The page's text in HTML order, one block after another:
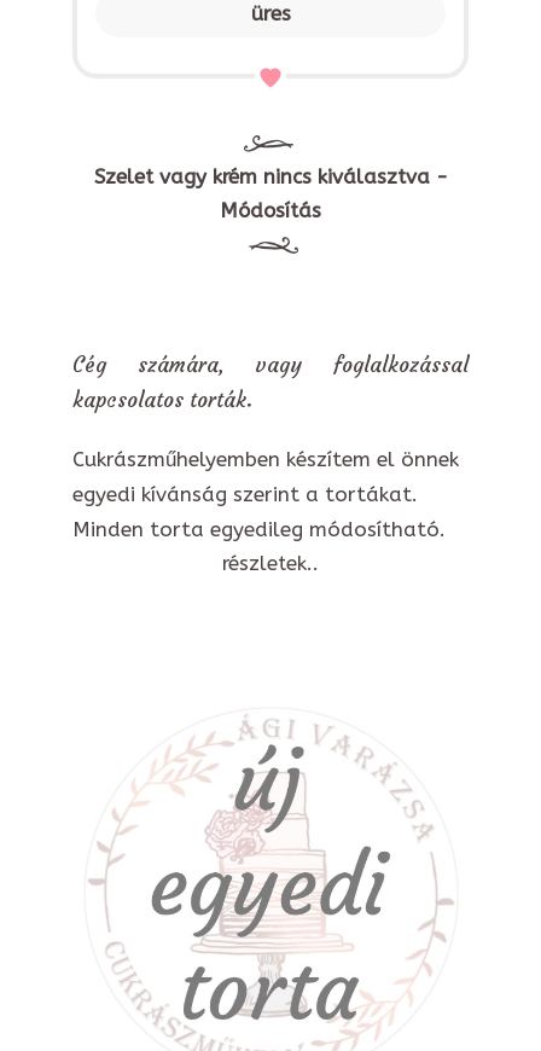
üres
Szelet vagy krém nincs kiválasztva -
Módosítás
Cég számára, vagy foglalkozással
kapcsolatos torták.
Cukrászműhelyemben készítem el önnek
egyedi kívánság szerint a tortákat.
Minden torta egyedileg módosítható.
részletek..